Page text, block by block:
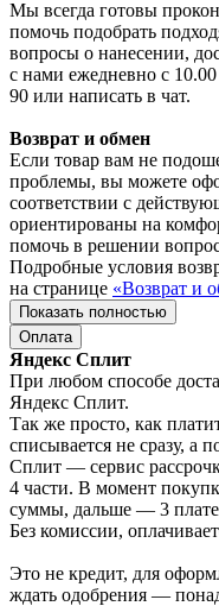
Мы всегда готовы
помочь подобрать
вопросы о нанесении,
с нами ежедневно с
90 или написать в чат.
Возврат и обмен
Если товар вам не
проблемы, вы можете
соответствии с
ориентированы на
помочь в решении
Подробные условия
на странице «Возврат и
Показать полностью
Оплата
Яндекс Сплит
При любом способе
Яндекс Сплит.
Так же просто, как
списывается не сразу, а
Сплит — сервис
4 части. В момент
суммы, дальше — 3
Без комиссии,
Это не кредит, для
ждать одобрения —